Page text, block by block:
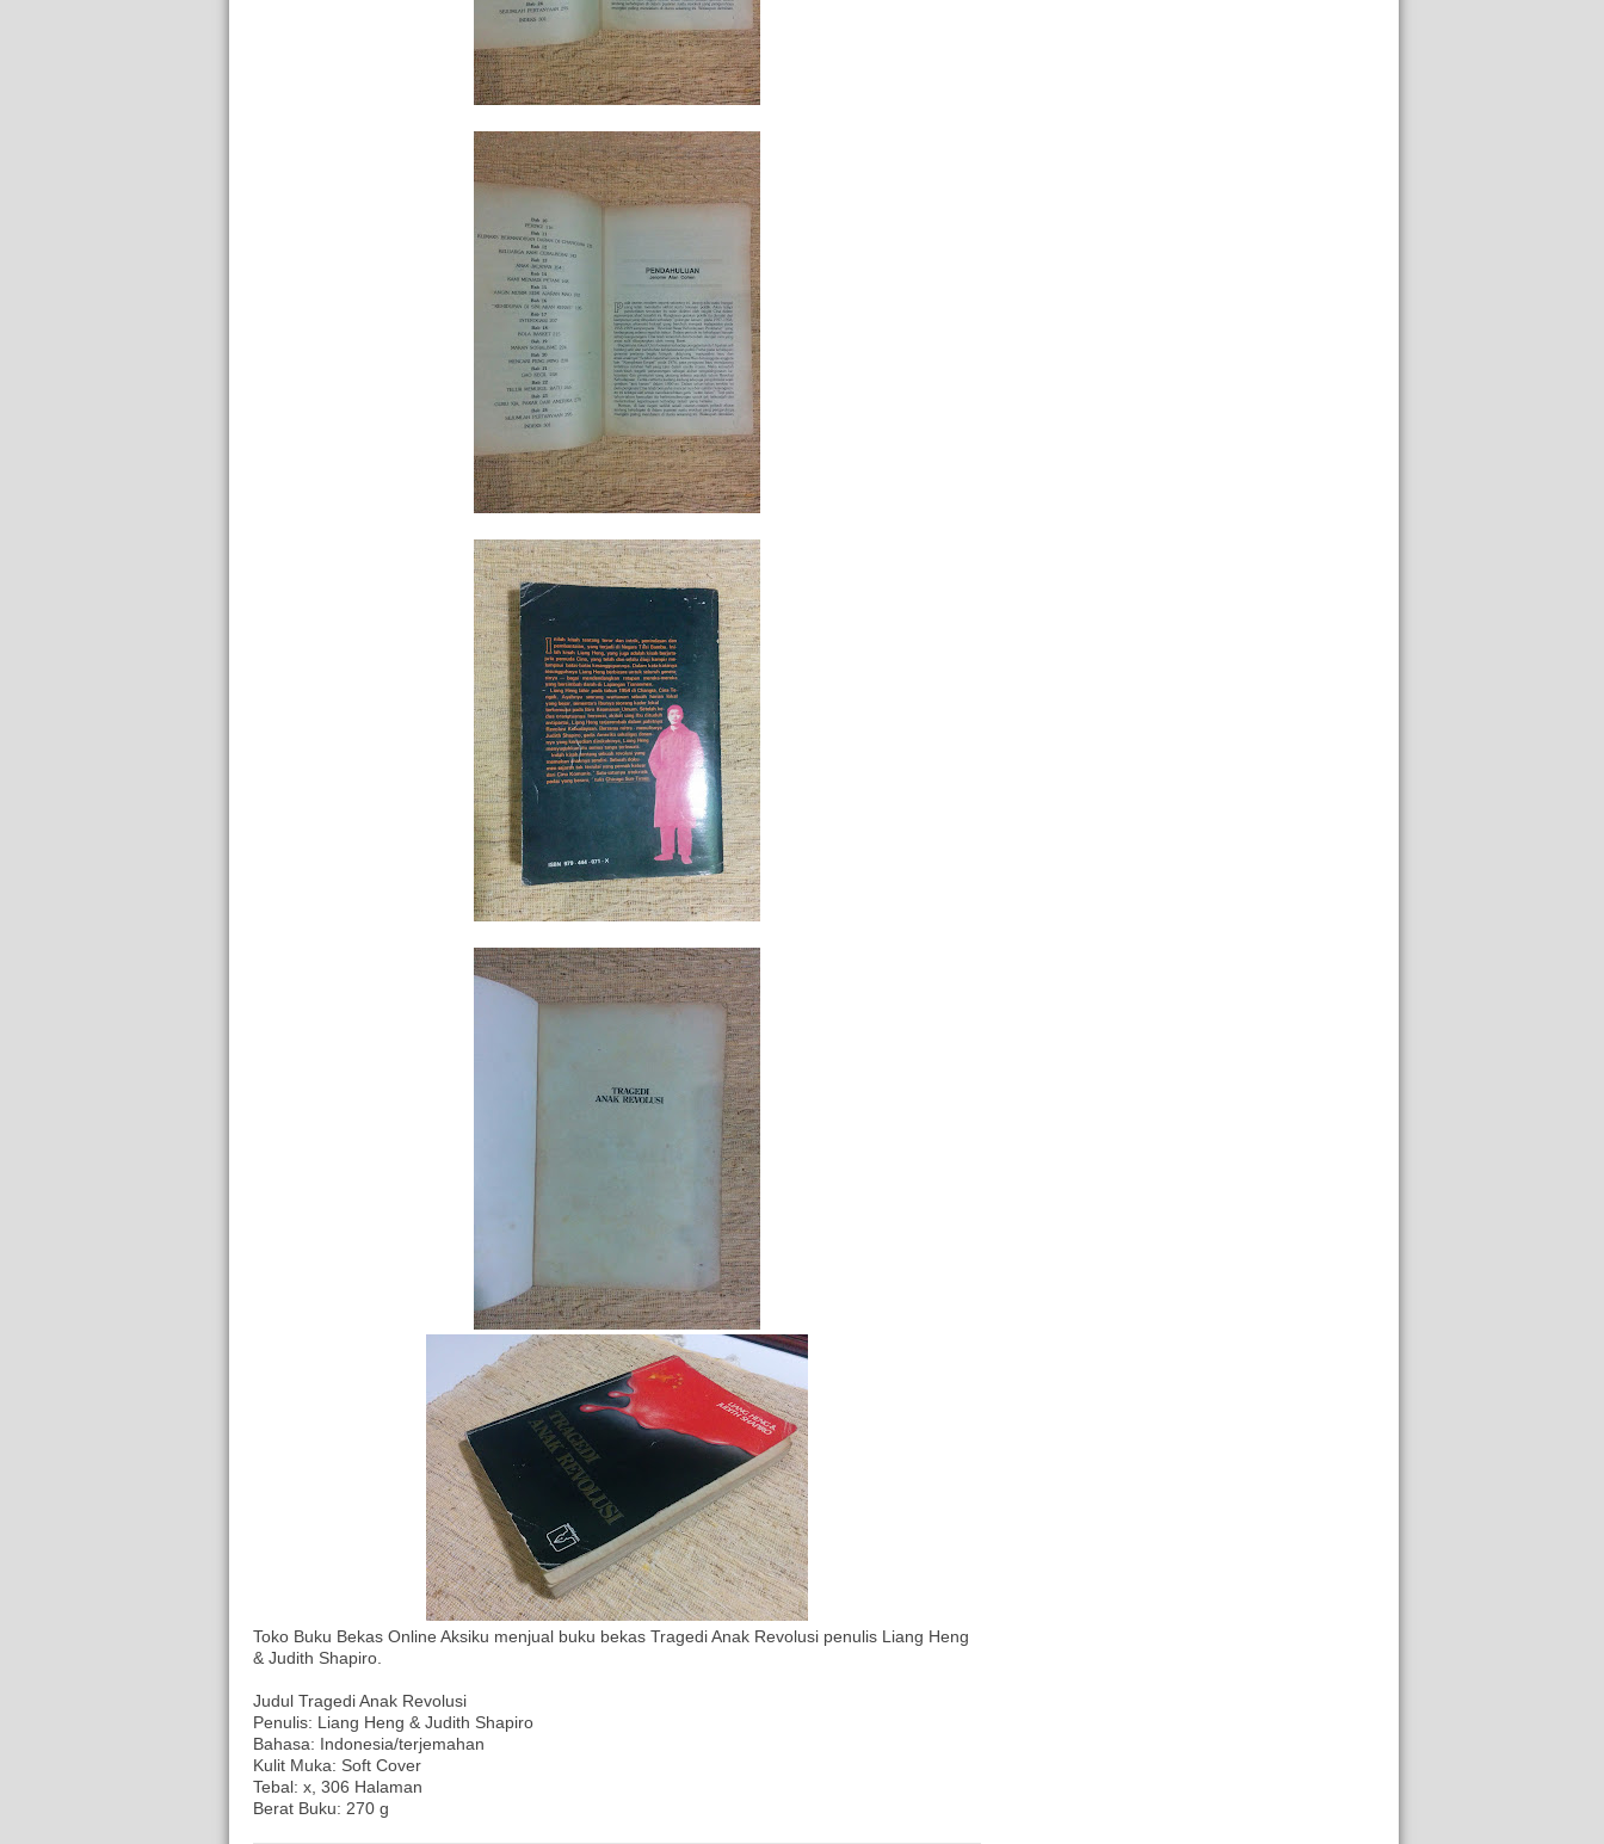
Toko Buku Bekas Online Aksiku menjual buku bekas Tragedi Anak Revolusi penulis Liang Heng
& Judith Shapiro.
Judul Tragedi Anak Revolusi
Penulis: Liang Heng & Judith Shapiro
Bahasa: Indonesia/terjemahan
Kulit Muka: Soft Cover
Tebal: x, 306 Halaman
Berat Buku: 270 g